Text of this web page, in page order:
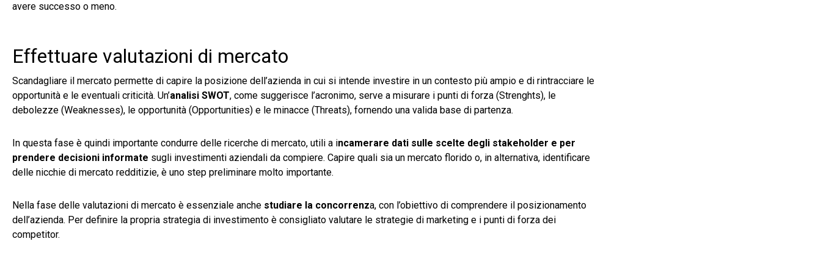
avere successo o meno.
Effettuare valutazioni di mercato
Scandagliare il mercato permette di capire la posizione dell’azienda in cui si intende investire in un contesto più ampio e di rintracciare le
opportunità e le eventuali criticità. Un’analisi SWOT, come suggerisce l’acronimo, serve a misurare i punti di forza (Strenghts), le
debolezze (Weaknesses), le opportunità (Opportunities) e le minacce (Threats), fornendo una valida base di partenza.
In questa fase è quindi importante condurre delle ricerche di mercato, utili a incamerare dati sulle scelte degli stakeholder e per
prendere decisioni informate sugli investimenti aziendali da compiere. Capire quali sia un mercato florido o, in alternativa, identificare
delle nicchie di mercato redditizie, è uno step preliminare molto importante.
Nella fase delle valutazioni di mercato è essenziale anche studiare la concorrenza, con l’obiettivo di comprendere il posizionamento
dell’azienda. Per definire la propria strategia di investimento è consigliato valutare le strategie di marketing e i punti di forza dei
competitor.